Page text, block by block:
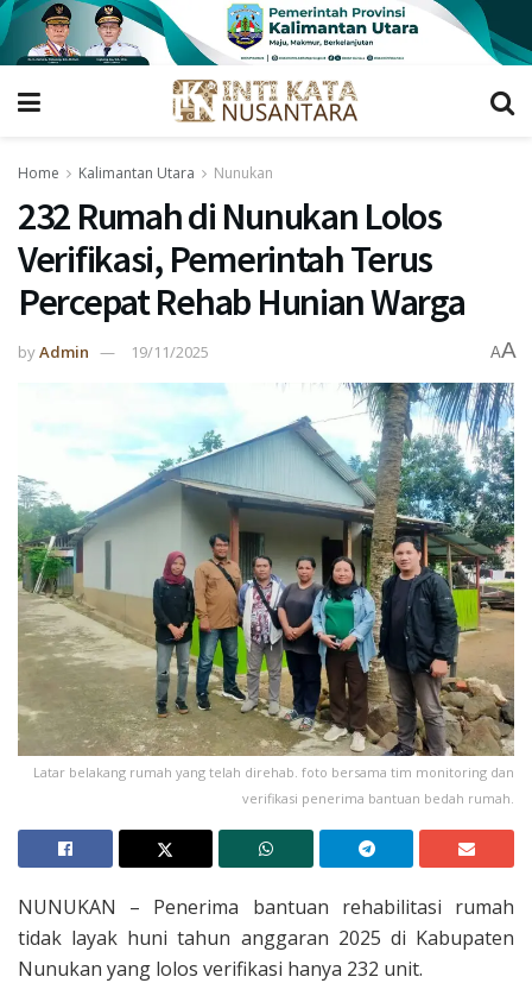
Home Kalimantan Utara Nunukan
232 Rumah di Nunukan Lolos
Verifikasi, Pemerintah Terus
Percepat Rehab Hunian Warga
byAdmin 19/11/2025 AA
Latar belakang rumah yang telah direhab. foto bersama tim monitoring dan
verifikasi penerima bantuan bedah rumah.
NUNUKAN – Penerima bantuan rehabilitasi rumah
tidak layak huni tahun anggaran 2025 di Kabupaten
Nunukan yang lolos verifikasi hanya 232 unit.